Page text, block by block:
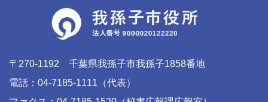
〒270-1192 千葉県我孫子市我孫子1858番地
電話：04-7185-1111（代表）